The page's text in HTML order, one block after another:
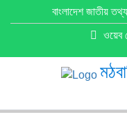
বাংলাদেশ জাতীয়
ওয়েব